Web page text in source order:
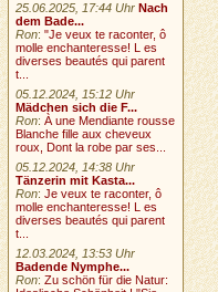
25.06.2025, 17:44 Uhr Nach
dem Bade...
Ron:"Je veux te raconter, ô
molle enchanteresse! L es
diverses beautés qui parent
t...
05.12.2024, 15:12 Uhr
Mädchen sich die F...
Ron:À une Mendiante rousse
Blanche fille aux cheveux
roux, Dont la robe par ses...
05.12.2024, 14:38 Uhr
Tänzerin mit Kasta...
Ron:Je veux te raconter, ô
molle enchanteresse! L es
diverses beautés qui parent
t...
12.03.2024, 13:53 Uhr
Badende Nymphe...
Ron:Zu schön für die Natur: